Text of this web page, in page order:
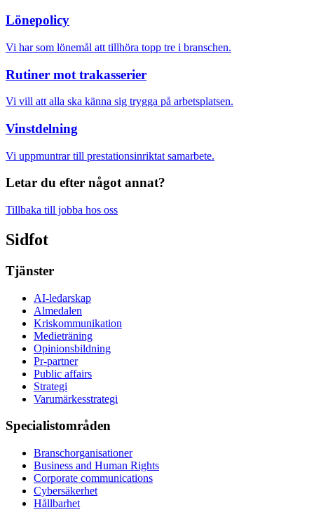
Lönepolicy
Vi har som lönemål att tillhöra topp tre i branschen.
Rutiner mot trakasserier
Vi vill att alla ska känna sig trygga på arbetsplatsen.
Vinstdelning
Vi uppmuntrar till prestationsinriktat samarbete.
Letar du efter något annat?
Tillbaka till jobba hos oss
Sidfot
Tjänster
AI-ledarskap
Almedalen
Kris­kommunikation
Medieträning
Opinionsbildning
Pr-partner
Public affairs
Strategi
Varumärkesstrategi
Specialistområden
Branschorganisationer
Business and Human Rights
Corporate communications
Cybersäkerhet
Hållbarhet